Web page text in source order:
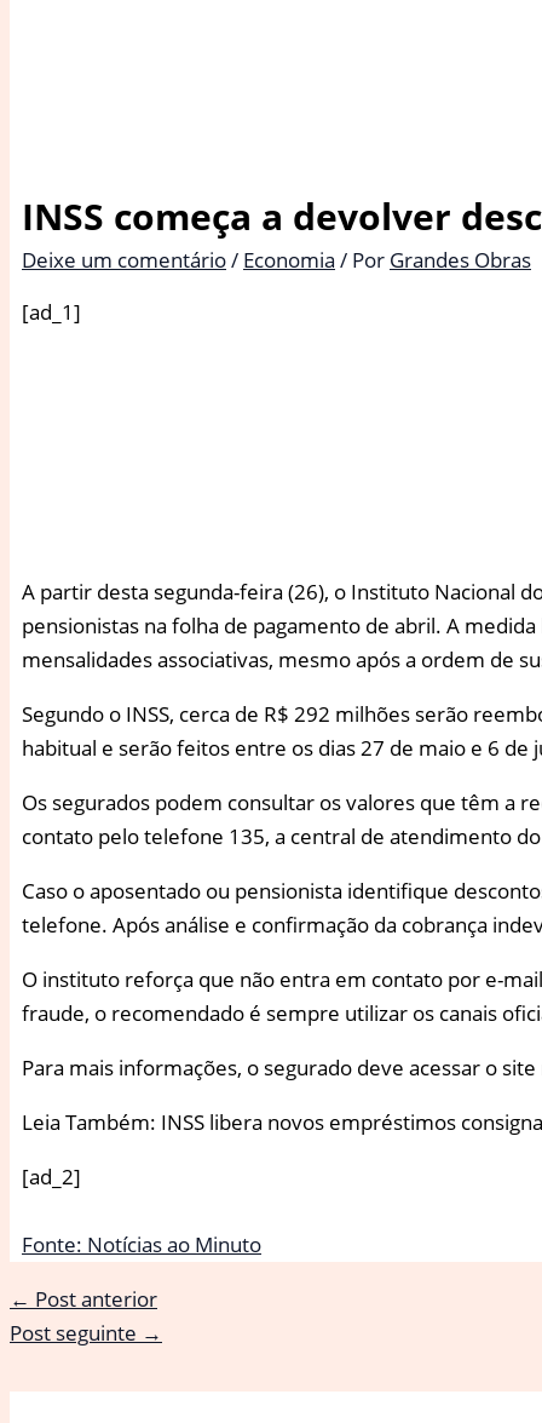
INSS começa a devolver
Deixe um comentário/ Economia / Por Grandes Obras
[ad_1]
A partir desta segunda-feira (26), o Instituto Nacional
pensionistas na folha de pagamento de abril. A
mensalidades associativas, mesmo após a ordem de
Segundo o INSS, cerca de R$ 292 milhões serão
habitual e serão feitos entre os dias 27 de maio e 6 de
Os segurados podem consultar os valores que têm a
contato pelo telefone 135, a central de atendimento
Caso o aposentado ou pensionista identifique
telefone. Após análise e confirmação da cobrança
O instituto reforça que não entra em contato por e-
fraude, o recomendado é sempre utilizar os canais
Para mais informações, o segurado deve acessar o
Leia Também: INSS libera novos empréstimos
[ad_2]
Fonte: Notícias ao Minuto
← Post anterior
Post seguinte →